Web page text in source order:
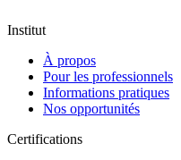
Institut
À propos
Pour les professionnels
Informations pratiques
Nos opportunités
Certifications